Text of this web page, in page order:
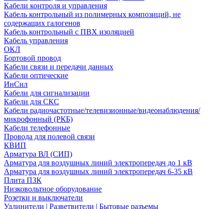
Кабели контроля и управления
Кабель контрольный из полимерных композиций, не
содержащих галогенов
Кабель контрольный с ПВХ изоляцией
Кабель управления
ОКЛ
Бортовой провод
Кабели связи и передачи данных
Кабели оптические
ИнСил
Кабели для сигнализации
Кабели для СКС
Кабели радиочастотные/телевизионные/видеонаблюдения/
микрофонный (РКБ)
Кабели телефонные
Провода для полевой связи
КВИП
Арматура ВЛ (СИП)
Арматура для воздушных линий электропередач до 1 кВ
Арматура для воздушных линий электропередач 6-35 кВ
Плита ПЗК
Низковольтное оборудование
Розетки и выключатели
Удлинители | Разветвители | Бытовые разъемы